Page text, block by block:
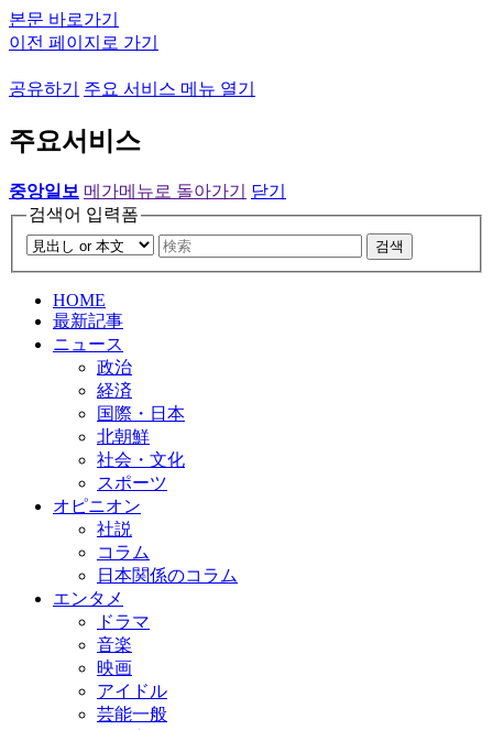
본문 바로가기
이전 페이지로 가기
공유하기 주요 서비스 메뉴 열기
주요서비스
중앙일보 메가메뉴로 돌아가기
닫기
검색어 입력폼
검색
HOME
最新記事
ニュース
政治
経済
国際・日本
北朝鮮
社会・文化
スポーツ
オピニオン
社説
コラム
日本関係のコラム
エンタメ
ドラマ
音楽
映画
アイドル
芸能一般